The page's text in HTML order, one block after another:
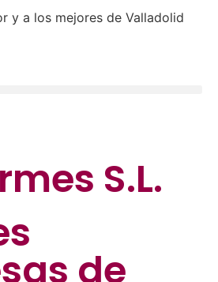
y a los mejores de Valladolid
S.L.
de